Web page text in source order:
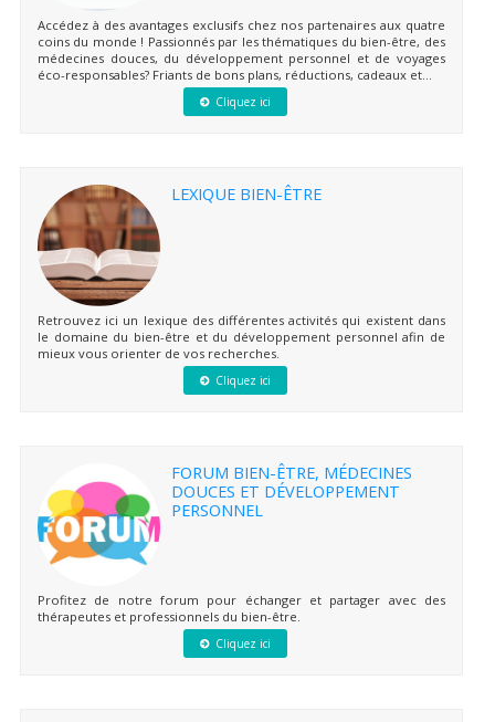
Accédez à des avantages exclusifs chez nos partenaires aux quatre
coins du monde ! Passionnés par les thématiques du bien-être, des
médecines douces, du développement personnel et de voyages
éco-responsables? Friants de bons plans, réductions, cadeaux et...
Cliquez ici
LEXIQUE BIEN-ÊTRE
Retrouvez ici un lexique des différentes activités qui existent dans
le domaine du bien-être et du développement personnel afin de
mieux vous orienter de vos recherches.
Cliquez ici
FORUM BIEN-ÊTRE, MÉDECINES
DOUCES ET DÉVELOPPEMENT
PERSONNEL
Profitez de notre forum pour échanger et partager avec des
thérapeutes et professionnels du bien-être.
Cliquez ici